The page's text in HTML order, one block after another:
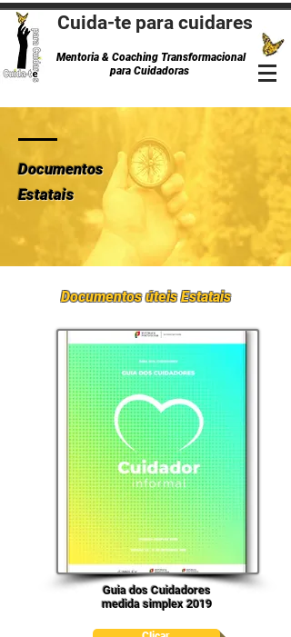
Cuida-te para cuidares
Mentoria & Coaching Transformacional
para Cuidadoras
Documentos
Estatais
Documentos úteis Estatais
Guia dos Cuidadores
medida simplex 2019